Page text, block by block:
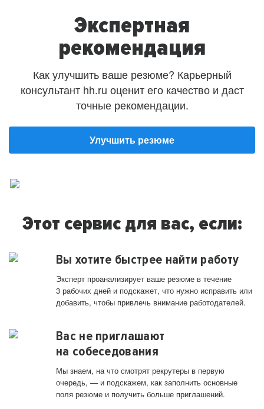
Экспертная
рекомендация
Как улучшить ваше резюме? Карьерный
консультант hh.ru оценит его качество и даст
точные рекомендации.
Улучшить резюме
Этот сервис для вас, если:
Вы хотите быстрее найти работу
Эксперт проанализирует ваше резюме в течение
3 рабочих дней и подскажет, что нужно исправить или
добавить, чтобы привлечь внимание работодателей.
Вас не приглашают
на собеседования
Мы знаем, на что смотрят рекрутеры в первую
очередь, — и подскажем, как заполнить основные
поля резюме и получить больше приглашений.